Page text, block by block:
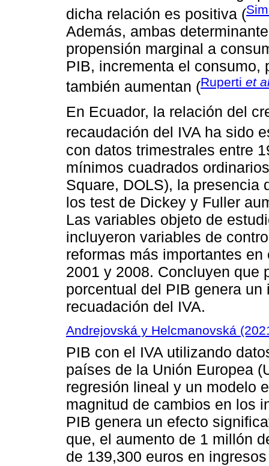
dicha relación es positiva (
Además, ambas
propensión marginal a
PIB, incrementa el consumo,
también aumentan (Ruperti et
En Ecuador, la relación del
recaudación del IVA ha sido
con datos trimestrales entre
mínimos cuadrados
Square, DOLS), la presencia
los test de Dickey y Fuller
Las variables objeto de
incluyeron variables de
reformas más importantes
2001 y 2008. Concluyen que
porcentual del PIB genera
recuadación del IVA.
Andrejovská y Helcmanovská
PIB con el IVA utilizando
países de la Unión Europea
regresión lineal y un modelo
magnitud de cambios en los
PIB genera un efecto
que, el aumento de 1 millón
de 139,300 euros en